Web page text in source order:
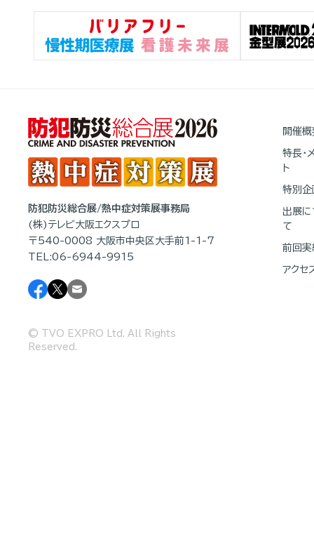
防犯防災総合展/熱中症対策展事務局
(株)テレビ大阪エクスプロ
〒540-0008 大阪市中央区大手前1-1-7
TEL:06-6944-9915
© TVO EXPRO Ltd. All Rights
Reserved.
開催概
特長・
ト
特別企
出展に
て
前回実
アクセ